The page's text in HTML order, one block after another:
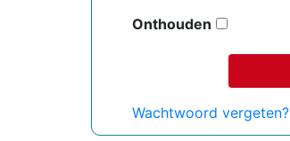
Onthouden
Wachtwoord vergeten?